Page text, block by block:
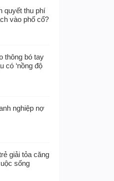
quyết thu phí
vào phố cổ?
thông bó tay
có ‘nồng độ
nghiệp nợ
giải tỏa căng
sống